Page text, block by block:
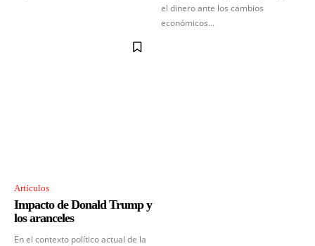
el dinero ante los cambios
económicos...
Artículos
Impacto de Donald Trump y
los aranceles
En el contexto político actual de la